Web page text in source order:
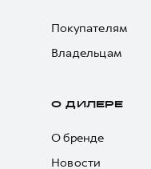
Покупателям
Владельцам
О ДИЛЕРЕ
О бренде
Новости